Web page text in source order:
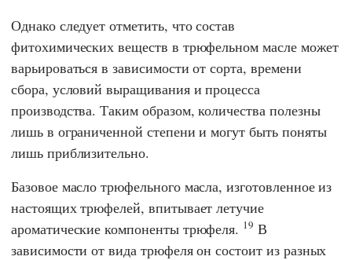
Однако следует отметить, что состав
фитохимических веществ в трюфельном масле может
варьироваться в зависимости от сорта, времени
сбора, условий выращивания и процесса
производства. Таким образом, количества полезны
лишь в ограниченной степени и могут быть поняты
лишь приблизительно.
Базовое масло трюфельного масла, изготовленное из
настоящих трюфелей, впитывает летучие
ароматические компоненты трюфеля. 19 В
зависимости от вида трюфеля он состоит из разных